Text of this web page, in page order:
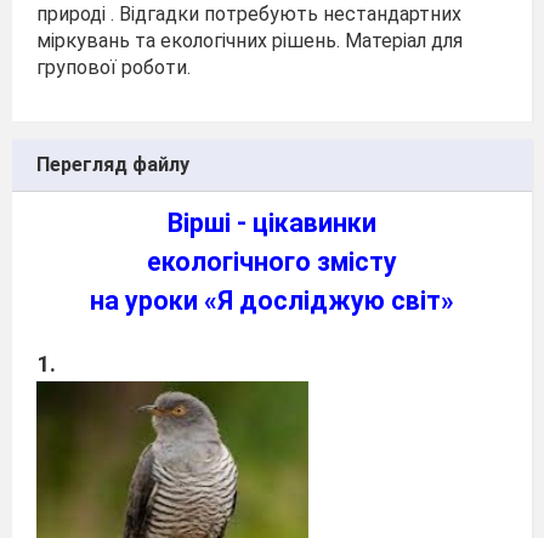
природі . Відгадки потребують нестандартних
міркувань та екологічних рішень. Матеріал для
групової роботи.
Перегляд файлу
Вірші - цікавинки
екологічного змісту
на уроки «Я досліджую світ»
1.